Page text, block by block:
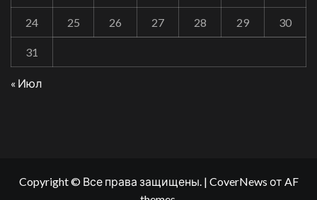
24 25 26 27 28 29 30
31
« Июл
Copyright © Все права защищены. | CoverNews от AF